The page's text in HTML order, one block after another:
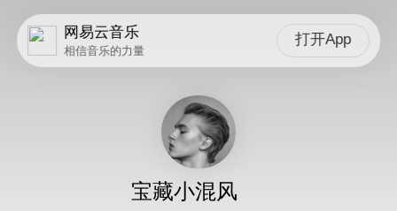
网易云音乐
相信音乐的力量
打开App
宝藏小混风